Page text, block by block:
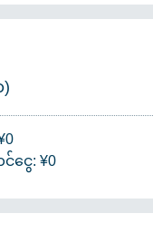
ငွေ: ¥0